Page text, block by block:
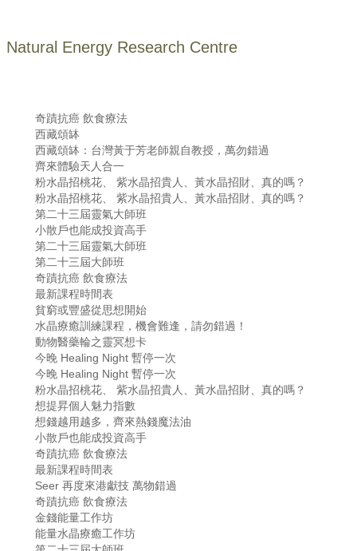
Natural Energy Research Centre
奇蹟抗癌 飲食療法
西藏頌缽
西藏頌缽：台灣黃于芳老師親自教授，萬勿錯過
齊來體驗天人合一
粉水晶招桃花、 紫水晶招貴人、黃水晶招財、真的嗎？
粉水晶招桃花、 紫水晶招貴人、黃水晶招財、真的嗎？
第二十三屆靈氣大師班
小散戶也能成投資高手
第二十三屆靈氣大師班
第二十三屆大師班
奇蹟抗癌 飲食療法
最新課程時間表
貧窮或豐盛從思想開始
水晶療癒訓練課程，機會難逢，請勿錯過！
動物醫藥輪之靈冥想卡
今晚 Healing Night 暫停一次
今晚 Healing Night 暫停一次
粉水晶招桃花、 紫水晶招貴人、黃水晶招財、真的嗎？
想提昇個人魅力指數
想錢越用越多，齊來熱錢魔法油
小散戶也能成投資高手
奇蹟抗癌 飲食療法
最新課程時間表
Seer 再度來港獻技 萬物錯過
奇蹟抗癌 飲食療法
金錢能量工作坊
能量水晶療癒工作坊